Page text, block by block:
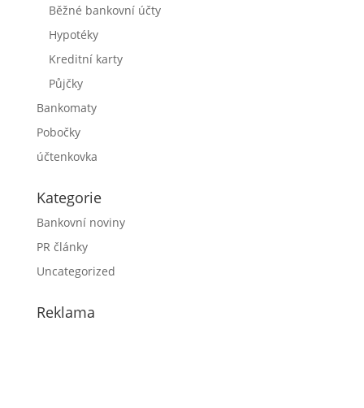
Běžné bankovní účty
Hypotéky
Kreditní karty
Půjčky
Bankomaty
Pobočky
účtenkovka
Kategorie
Bankovní noviny
PR články
Uncategorized
Reklama